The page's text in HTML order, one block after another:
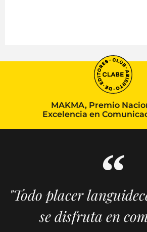
MAKMA, Premio
Excelencia en
"Todo placer
se disfruta en